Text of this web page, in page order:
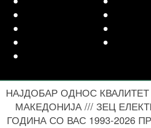
НАЈДОБАР ОДНОС
МАКЕДОНИЈА /// ЗЕЦ
ГОДИНА СО ВАС 1993-2026